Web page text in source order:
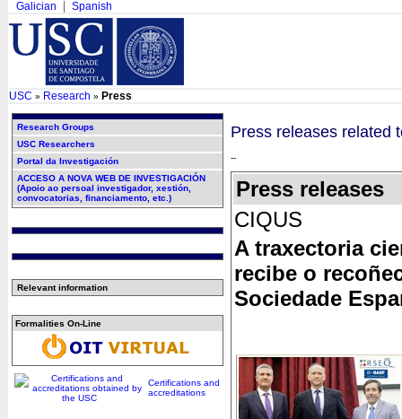
Galician Spanish
USC » Research » Press
Research Groups
USC Researchers
Portal da Investigación
ACCESO A NOVA WEB DE INVESTIGACIÓN
(Apoio ao persoal investigador, xestión,
convocatorias, financiamento, etc.)
Relevant information
Formalities On-Line
Certifications and
accreditations
Press releases related
--
Press releases
CIQUS
A traxectoria
recibe o
Sociedade